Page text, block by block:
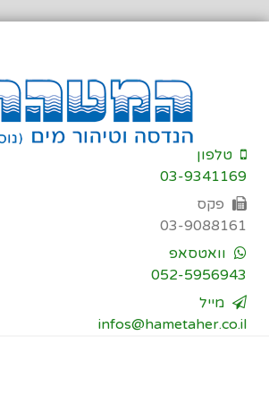
דילוג
טלפון
03-9341169
פקס
03-9088161
וואטסאפ
052-5956943
מייל
infos@hametaher.co.il